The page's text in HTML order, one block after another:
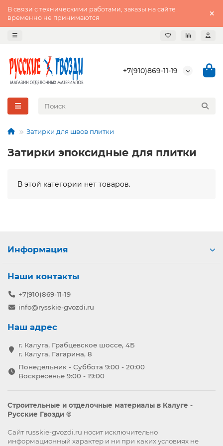
В связи с техническими работами, заказы на сайте
временно не принимаются
+7(910)869-11-19
Затирки для швов плитки
Затирки эпоксидные для плитки
В этой категории нет товаров.
Информация
Наши контакты
+7(910)869-11-19
info@rysskie-gvozdi.ru
Наш адрес
г. Калуга, Грабцевское шоссе, 4Б
г. Калуга, Гагарина, 8
Понедельник - Суббота 9:00 - 20:00
Воскресенье 9:00 - 19:00
Строительные и отделочные материалы в Калуге -
Русские Гвозди ©
Сайт russkie-gvozdi.ru носит исключительно
информационный характер и ни при каких условиях не